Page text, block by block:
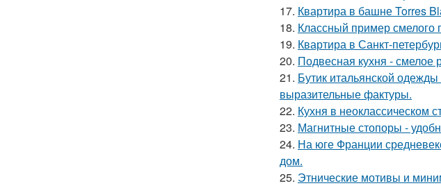
17. Квартира в башне Torres
18. Классный пример смелого
19. Квартира в Санкт-
20. Подвесная кухня -
21. Бутик итальянской
выразительные фактуры.
22. Кухня в неоклассическом
23. Магнитные стопоры -
24. На юге Франции
дом.
25. Этнические мотивы и